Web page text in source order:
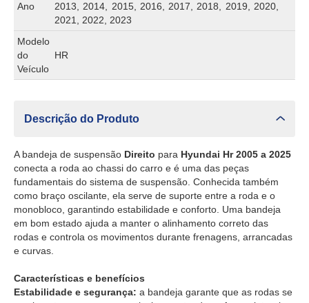
Ano
2013, 2014, 2015, 2016, 2017, 2018, 2019, 2020,
2021, 2022, 2023
Modelo
do
Veículo
HR
Descrição do Produto
A bandeja de suspensão Direito para Hyundai Hr 2005 a 2025
conecta a roda ao chassi do carro e é uma das peças
fundamentais do sistema de suspensão. Conhecida também
como braço oscilante, ela serve de suporte entre a roda e o
monobloco, garantindo estabilidade e conforto. Uma bandeja
em bom estado ajuda a manter o alinhamento correto das
rodas e controla os movimentos durante frenagens, arrancadas
e curvas.
Características e benefícios
Estabilidade e segurança: a bandeja garante que as rodas se